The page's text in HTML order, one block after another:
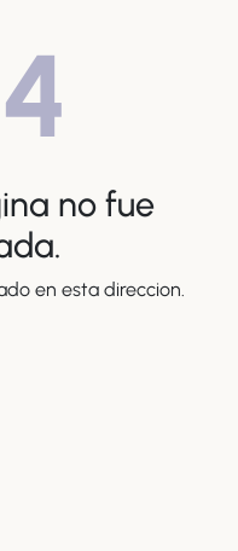
no fue
en esta direccion.